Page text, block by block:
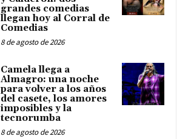
grandes comedias
llegan hoy al Corral de
Comedias
8 de agosto de 2026
Camela llega a
Almagro: una noche
para volver a los años
del casete, los amores
imposibles y la
tecnorumba
8 de agosto de 2026